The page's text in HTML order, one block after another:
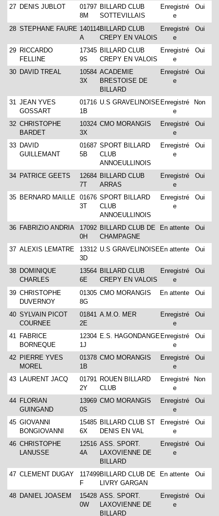
27 DENIS JUBLOT
01797
8M
BILLARD CLUB
SOTTEVILLAIS
Enregistré
e
Oui
28 STEPHANE FAURE 140114
A
BILLARD CLUB
CREPY EN VALOIS
Enregistré
e
Oui
29 RICCARDO
FELLINE
17345
9S
BILLARD CLUB
CREPY EN VALOIS
Enregistré
e
Oui
30 DAVID TREAL
10584
3X
ACADEMIE
BRESTOISE DE
BILLARD
Enregistré
e
Oui
31
JEAN YVES
GOSSART
01716
1B
U.S GRAVELINOISE Enregistré
e
Non
32 CHRISTOPHE
BARDET
10324
3X
CMO MORANGIS
Enregistré
e
Oui
33 DAVID
GUILLEMANT
01687
5B
SPORT BILLARD
CLUB
ANNOEULLINOIS
Enregistré
e
Oui
34 PATRICE GEETS
12684
7T
BILLARD CLUB
ARRAS
Enregistré
e
Oui
35 BERNARD MAILLE
01676
3T
SPORT BILLARD
CLUB
ANNOEULLINOIS
Enregistré
e
Oui
36 FABRIZIO ANDRIA
17092
0H
BILLARD CLUB DE
CHAMPAGNE
En attente Oui
37 ALEXIS LEMATRE
13312
3D
U.S GRAVELINOISEEn attente Oui
38 DOMINIQUE
CHARLES
13564
6E
BILLARD CLUB
CREPY EN VALOIS
Enregistré
e
Oui
39 CHRISTOPHE
DUVERNOY
01305
8G
CMO MORANGIS En attente Oui
40 SYLVAIN PICOT
COURNEE
01841
2E
A.M.O. MER
Enregistré
e
Oui
41
FABRICE
BORNEQUE
12304
1J
E.S. HAGONDANGE Enregistré
e
Oui
42 PIERRE YVES
MOREL
01378
1B
CMO MORANGIS
Enregistré
e
Oui
43 LAURENT JACQ
01791
2Y
ROUEN BILLARD
CLUB
Enregistré
e
Non
44 FLORIAN
GUINGAND
13969
0S
CMO MORANGIS
Enregistré
e
Oui
45 GIOVANNI
BONGIOVANNI
15485
6X
BILLARD CLUB ST
DENIS EN VAL
Enregistré
e
Oui
46 CHRISTOPHE
LANUSSE
12516
4A
ASS. SPORT.
LAXOVIENNE DE
BILLARD
Enregistré
e
Oui
47 CLEMENT DUGAY
117499
F
BILLARD CLUB DE
LIVRY GARGAN
En attente Oui
48 DANIEL JOASEM
15428
0W
ASS. SPORT.
LAXOVIENNE DE
BILLARD
Enregistré
e
Oui